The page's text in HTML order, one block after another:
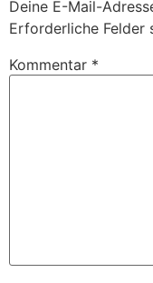
Deine E-Mail-
Erforderliche Felder
Kommentar *